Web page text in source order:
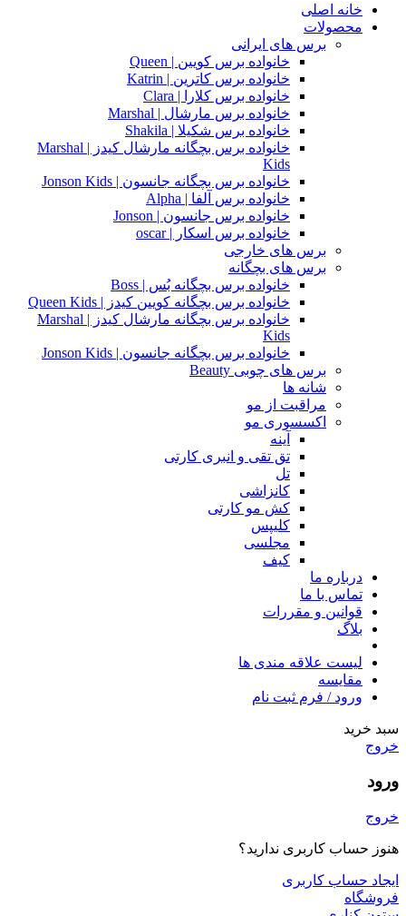
خانه اصلی
محصولات
برس های ایرانی
خانواده برس کویین | Queen
خانواده برس کاترین | Katrin
خانواده برس کلارا | Clara
خانواده برس مارشال | Marshal
خانواده برس شکیلا | Shakila
خانواده برس بچگانه مارشال کیدز | Marshal
Kids
خانواده برس بچگانه جانسون | Jonson Kids
خانواده برس آلفا | Alpha
خانواده برس جانسون | Jonson
خانواده برس اسکار | oscar
برس های خارجی
برس های بچگانه
خانواده برس بچگانه بُس | Boss
خانواده برس بچگانه کویین کیدز | Queen Kids
خانواده برس بچگانه مارشال کیدز | Marshal
Kids
خانواده برس بچگانه جانسون | Jonson Kids
برس های چوبی Beauty
شانه ها
مراقبت از مو
اکسسوری مو
آینه
تق تقی و انبری کارتی
تل
کانزاشی
کش مو کارتی
کلیپس
مجلسی
کیف
درباره ما
تماس با ما
قوانین و مقررات
بلاگ
لیست علاقه مندی ها
مقایسه
ورود / فرم ثبت نام
سبد خرید
خروج
ورود
خروج
هنوز حساب کاربری ندارید؟
ایجاد حساب کاربری
فروشگاه